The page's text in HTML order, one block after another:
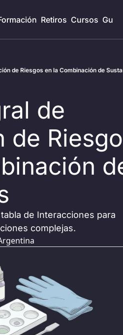
Retiros Cursos
de Riesgos en la Combinación de
de
de
de Interacciones para
complejas.